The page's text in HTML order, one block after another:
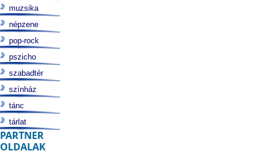
muzsika
népzene
pop-rock
pszicho
szabadtér
színház
tánc
tárlat
PARTNER
OLDALAK